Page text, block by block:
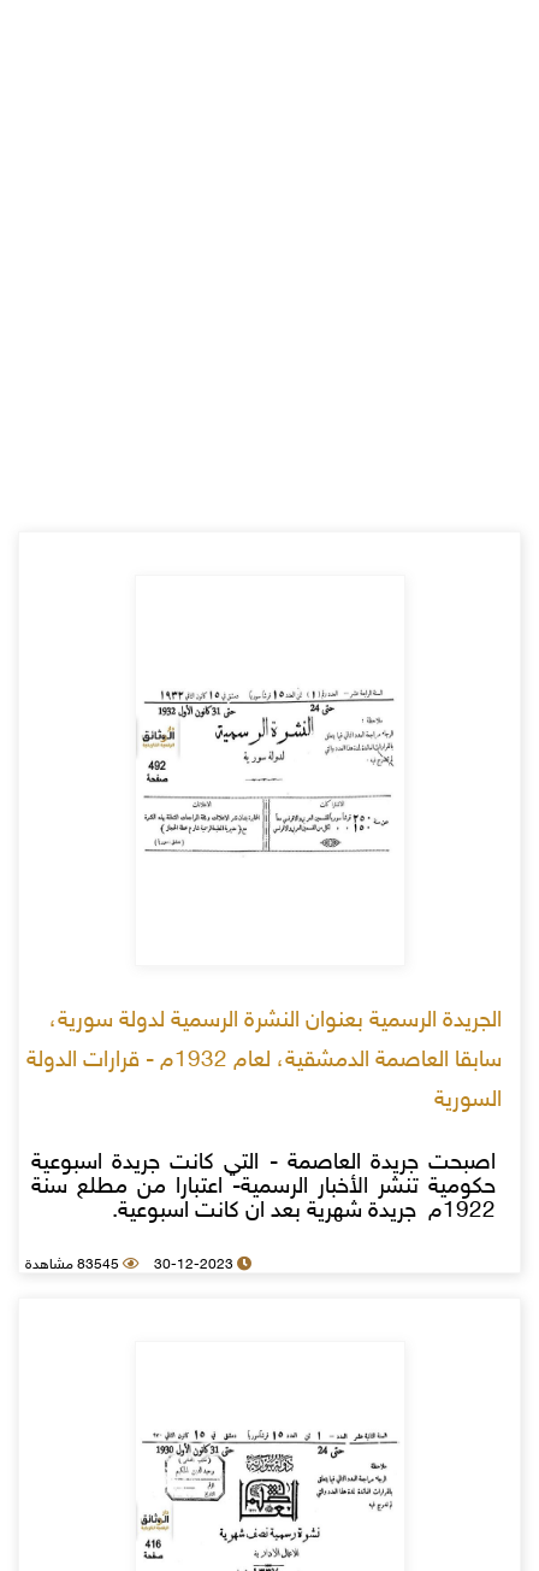
الجريدة الرسمية بعنوان النشرة الرسمية لدولة سورية،
سابقا العاصمة الدمشقية، لعام 1932م - قرارات الدولة
السورية
اصبحت جريدة العاصمة - التي كانت جريدة اسبوعية
حكومية تنشر الأخبار الرسمية- اعتبارا من مطلع سنة
1922م جريدة شهرية بعد ان كانت اسبوعية.
30-12-2023 83545 مشاهدة